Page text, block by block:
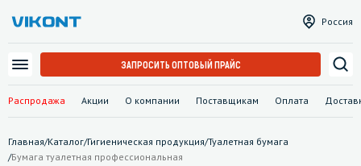
Распродажа Акции О компании Поставщикам Оплата
Россия
ЗАПРОСИТЬ ОПТОВЫЙ ПРАЙС
Главная/Каталог/Гигиеническая продукция/Туалетная бумага
/Бумага туалетная профессиональная